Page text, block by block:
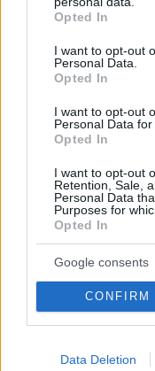
grant or deny
use your data for
consent section.
Opted In
I want to opt-out
Personal Data.
Opted In
I want to opt-out
Personal Data for
Opted In
I want to opt-out
Retention, Sale,
Personal Data
Purposes for
Opted In
Google consents
CONFIRM
Data Deletion
ΔΗΜΟΥΣ ,ΣΤΗΝ
ΝΑ ΕΡΓΑΖΟΝΤΑΙ
ΒΑΖΟΥΝ
ΚΡΑΤΑΝΕ ΤΟΝ
ΣΥΜΦΩΝΑ ΜΕ ΤΙΣ
ΕΥΣΤΟΧΟ
03.06.2019, 14:10
ΕΠΙΔΙΩΚΟΥΝ.
ΑΠΑΝΤΗΣΗ
03.06.2019, 12:35